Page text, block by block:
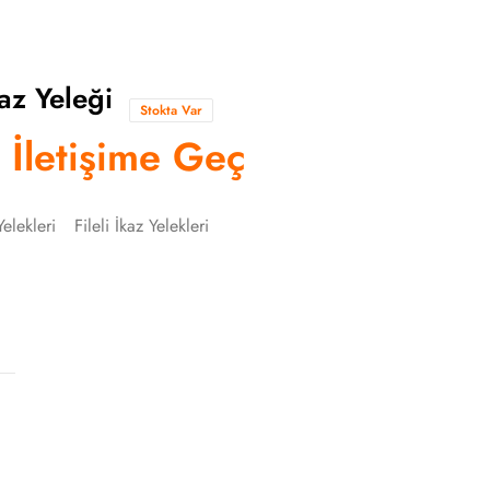
Yeleği Stokta Var
Geç
Fileli İkaz Yelekleri